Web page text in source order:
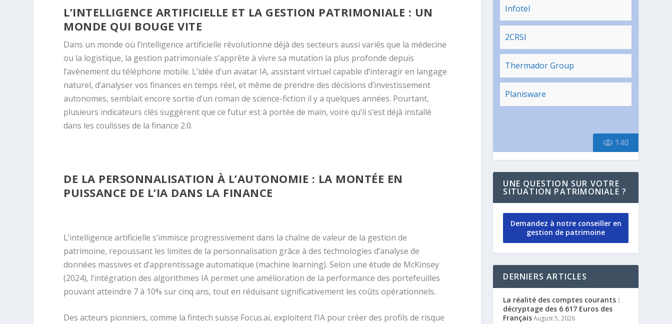
L’INTELLIGENCE ARTIFICIELLE ET LA GESTION PATRIMONIALE : UN
MONDE QUI BOUGE VITE
Dans un monde où l’intelligence artificielle révolutionne déjà des secteurs aussi variés que la médecine
ou la logistique, la gestion patrimoniale s’apprête à vivre sa mutation la plus profonde depuis
l’avènement du téléphone mobile. L’idée d’un avatar IA, assistant virtuel capable d’interagir en langage
naturel, d’analyser vos finances en temps réel, et même de prendre des décisions d’investissement
autonomes, semblait encore sortie d’un roman de science-fiction il y a quelques années. Pourtant,
plusieurs indicateurs clés suggèrent que ce futur est à portée de main, voire qu’il s’est déjà installé
dans les coulisses de la finance 2.0.
DE LA PERSONNALISATION À L’AUTONOMIE : LA MONTÉE EN
PUISSANCE DE L’IA DANS LA FINANCE
L’intelligence artificielle s’immisce progressivement dans la chaîne de valeur de la gestion de
patrimoine, repoussant les limites de la personnalisation grâce à des technologies d’analyse de
données massives et d’apprentissage automatique (machine learning). Selon une étude de McKinsey
(2024), l’intégration des algorithmes IA permet une amélioration de la performance des portefeuilles
pouvant atteindre 7 à 10% sur cinq ans, tout en réduisant significativement les coûts opérationnels.
Des acteurs pionniers, comme la fintech suisse Focus.ai, exploitent l’IA pour créer des profils de risque
140
Infotel
2CRSI
Thermador Group
Planisware
UNE QUESTION SUR VOTRE
SITUATION PATRIMONIALE ?
Demandez à notre conseiller en
gestion de patrimoine
DERNIERS ARTICLES
La réalité des comptes courants :
décryptage des 6 617 Euros des
FrançaisAugust 5, 2026